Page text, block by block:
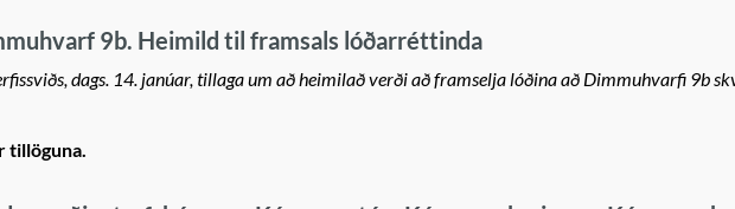
9b. Heimild til framsals lóðarréttinda
dags. 14. janúar, tillaga um að heimilað verði að framselja lóðina að Dimmuhvarfi 9b
tillöguna.